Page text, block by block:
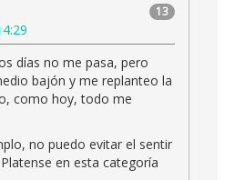
13
días no me pasa, pero
bajón y me replanteo la
como hoy, todo me
no puedo evitar el sentir
en esta categoría